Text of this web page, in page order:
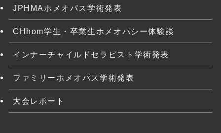
JPHMAホメオパス学術発表
CHhom学生・卒業生ホメオパシー体験談
インナーチャイルドセラピスト学術発表
ファミリーホメオパス学術発表
大会レポート